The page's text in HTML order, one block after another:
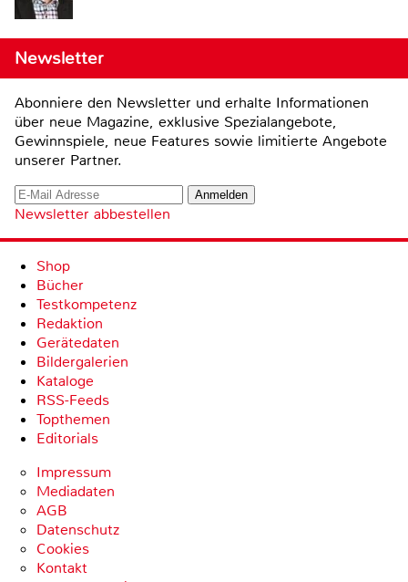
Newsletter
Abonniere den Newsletter und erhalte Informationen
über neue Magazine, exklusive Spezialangebote,
Gewinnspiele, neue Features sowie limitierte Angebote
unserer Partner.
Newsletter abbestellen
Shop
Bücher
Testkompetenz
Redaktion
Gerätedaten
Bildergalerien
Kataloge
RSS-Feeds
Topthemen
Editorials
Impressum
Mediadaten
AGB
Datenschutz
Cookies
Kontakt